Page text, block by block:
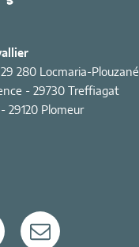
280 Locmaria-Plouzané
- 29730 Treffiagat
29120 Plomeur
E-
mail